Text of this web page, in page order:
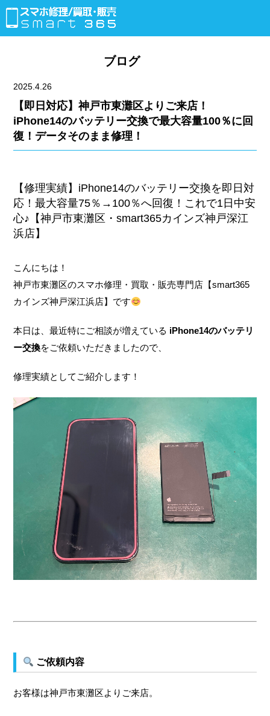
ブログ
2025.4.26
【即日対応】神戸市東灘区よりご来店！
iPhone14のバッテリー交換で最大容量100％に回
復！データそのまま修理！
【修理実績】iPhone14のバッテリー交換を即日対
応！最大容量75％→100％へ回復！これで1日中安
心♪【神戸市東灘区・smart365カインズ神戸深江
浜店】
こんにちは！
神戸市東灘区のスマホ修理・買取・販売専門店【smart365
カインズ神戸深江浜店】です
本日は、最近特にご相談が増えている iPhone14のバッテリ
ー交換をご依頼いただきましたので、
修理実績としてご紹介します！
ご依頼内容
お客様は神戸市東灘区よりご来店。